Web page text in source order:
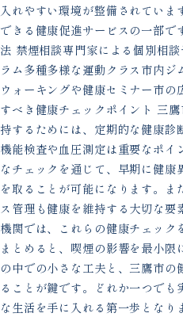
入れやすい環境が整備されてい
できる健康促進サービスの一部で
法 禁煙相談専門家による個別相
ラム多種多様な運動クラス市内ジ
ウォーキングや健康セミナー市
すべき健康チェックポイント 三
持するためには、定期的な健康診
機能検査や血圧測定は重要なポイ
なチェックを通じて、早期に健康
を取ることが可能になります。ま
ス管理も健康を維持する大切な要
機関では、これらの健康チェック
まとめると、喫煙の影響を最小限
の中での小さな工夫と、三鷹市の
ることが鍵です。どれか一つで
な生活を手に入れる第一歩となり